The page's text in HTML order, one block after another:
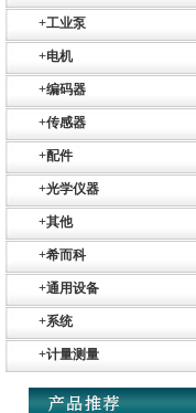
+工业泵
+电机
+编码器
+传感器
+配件
+光学仪器
+其他
+希而科
+通用设备
+系统
+计量测量
Maschinen-